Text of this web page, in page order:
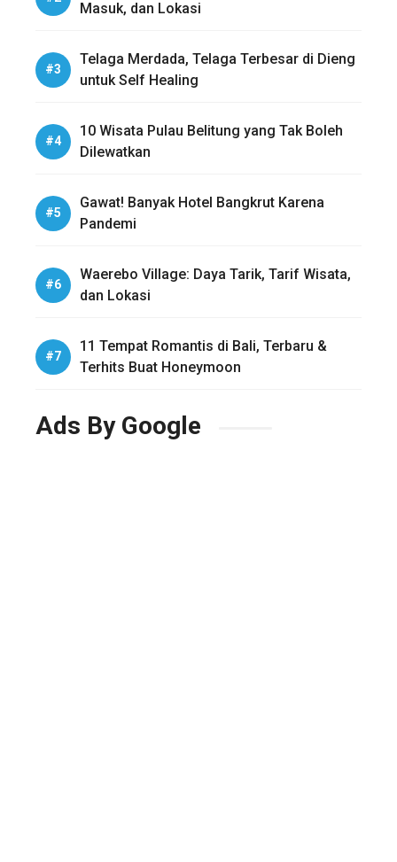
Masuk, dan Lokasi
Telaga Merdada, Telaga Terbesar di Dieng
untuk Self Healing
10 Wisata Pulau Belitung yang Tak Boleh
Dilewatkan
Gawat! Banyak Hotel Bangkrut Karena
Pandemi
Waerebo Village: Daya Tarik, Tarif Wisata,
dan Lokasi
11 Tempat Romantis di Bali, Terbaru &
Terhits Buat Honeymoon
Ads By Google